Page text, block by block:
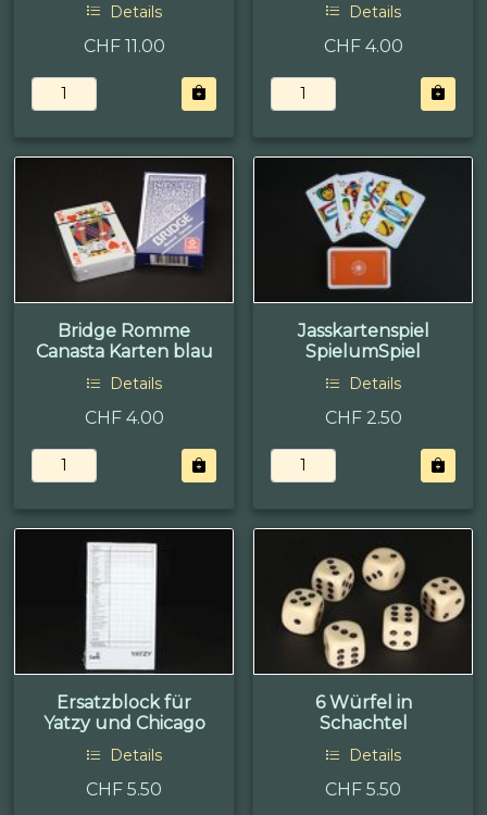
Details
CHF 11.00
Details
CHF 4.00
Bridge Romme
Canasta Karten blau
Details
CHF 4.00
Jasskartenspiel
SpielumSpiel
Details
CHF 2.50
Ersatzblock für
Yatzy und Chicago
Details
CHF 5.50
6 Würfel in
Schachtel
Details
CHF 5.50